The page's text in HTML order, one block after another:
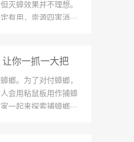
灭蟑效果并不理想。
有用，崇源四害消···
你一抓一大把
螂。为了对付蟑螂，
会用粘鼠板用作捕蟑
一起来探索捕蟑螂···